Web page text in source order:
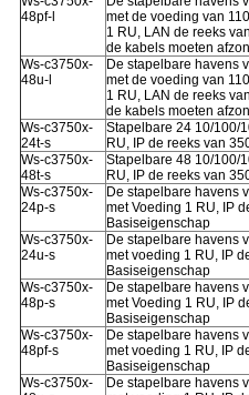
48pf-l
met de voeding van
1 RU, LAN de reeks
de kabels moeten
Ws-c3750x-
48u-l
De stapelbare havens
met de voeding van
1 RU, LAN de reeks
de kabels moeten
Ws-c3750x-
24t-s
Stapelbare 24 10/100/
RU, IP de reeks van
Ws-c3750x-
48t-s
Stapelbare 48 10/100/
RU, IP de reeks van
Ws-c3750x-
24p-s
De stapelbare havens
met Voeding 1 RU, IP
Basiseigenschap
Ws-c3750x-
24u-s
De stapelbare havens
met voeding 1 RU, IP
Basiseigenschap
Ws-c3750x-
48p-s
De stapelbare havens
met Voeding 1 RU, IP
Basiseigenschap
Ws-c3750x-
48pf-s
De stapelbare havens
met voeding 1 RU, IP
Basiseigenschap
Ws-c3750x-
De stapelbare havens